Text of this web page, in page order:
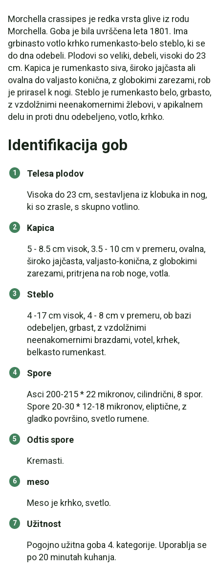
Morchella crassipes je redka vrsta glive iz rodu
Morchella. Goba je bila uvrščena leta 1801. Ima
grbinasto votlo krhko rumenkasto-belo steblo, ki se
do dna odebeli. Plodovi so veliki, debeli, visoki do 23
cm. Kapica je rumenkasto siva, široko jajčasta ali
ovalna do valjasto konična, z globokimi zarezami, rob
je prirasel k nogi. Steblo je rumenkasto belo, grbasto,
z vzdolžnimi neenakomernimi žlebovi, v apikalnem
delu in proti dnu odebeljeno, votlo, krhko.
Identifikacija gob
Telesa plodov
Visoka do 23 cm, sestavljena iz klobuka in nog,
ki so zrasle, s skupno votlino.
Kapica
5 - 8.5 cm visok, 3.5 - 10 cm v premeru, ovalna,
široko jajčasta, valjasto-konična, z globokimi
zarezami, pritrjena na rob noge, votla.
Steblo
4 -17 cm visok, 4 - 8 cm v premeru, ob bazi
odebeljen, grbast, z vzdolžnimi
neenakomernimi brazdami, votel, krhek,
belkasto rumenkast.
Spore
Asci 200-215 * 22 mikronov, cilindrični, 8 spor.
Spore 20-30 * 12-18 mikronov, eliptične, z
gladko površino, svetlo rumene.
Odtis spore
Kremasti.
meso
Meso je krhko, svetlo.
Užitnost
Pogojno užitna goba 4. kategorije. Uporablja se
po 20 minutah kuhanja.